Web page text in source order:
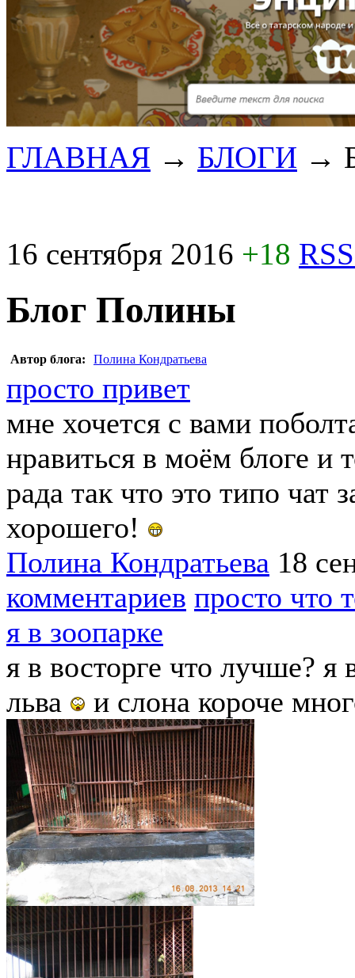
ГЛАВНАЯ → БЛОГИ →
16 сентября 2016 +18
Блог Полины
Автор блога: Полина Кондратьева
просто привет
мне хочется с вами
нравиться в моём блоге и
рада так что это типо чат
хорошего!
Полина Кондратьева 18
комментариев просто что
я в зоопарке
я в восторге что лучше?
льва
и слона короче